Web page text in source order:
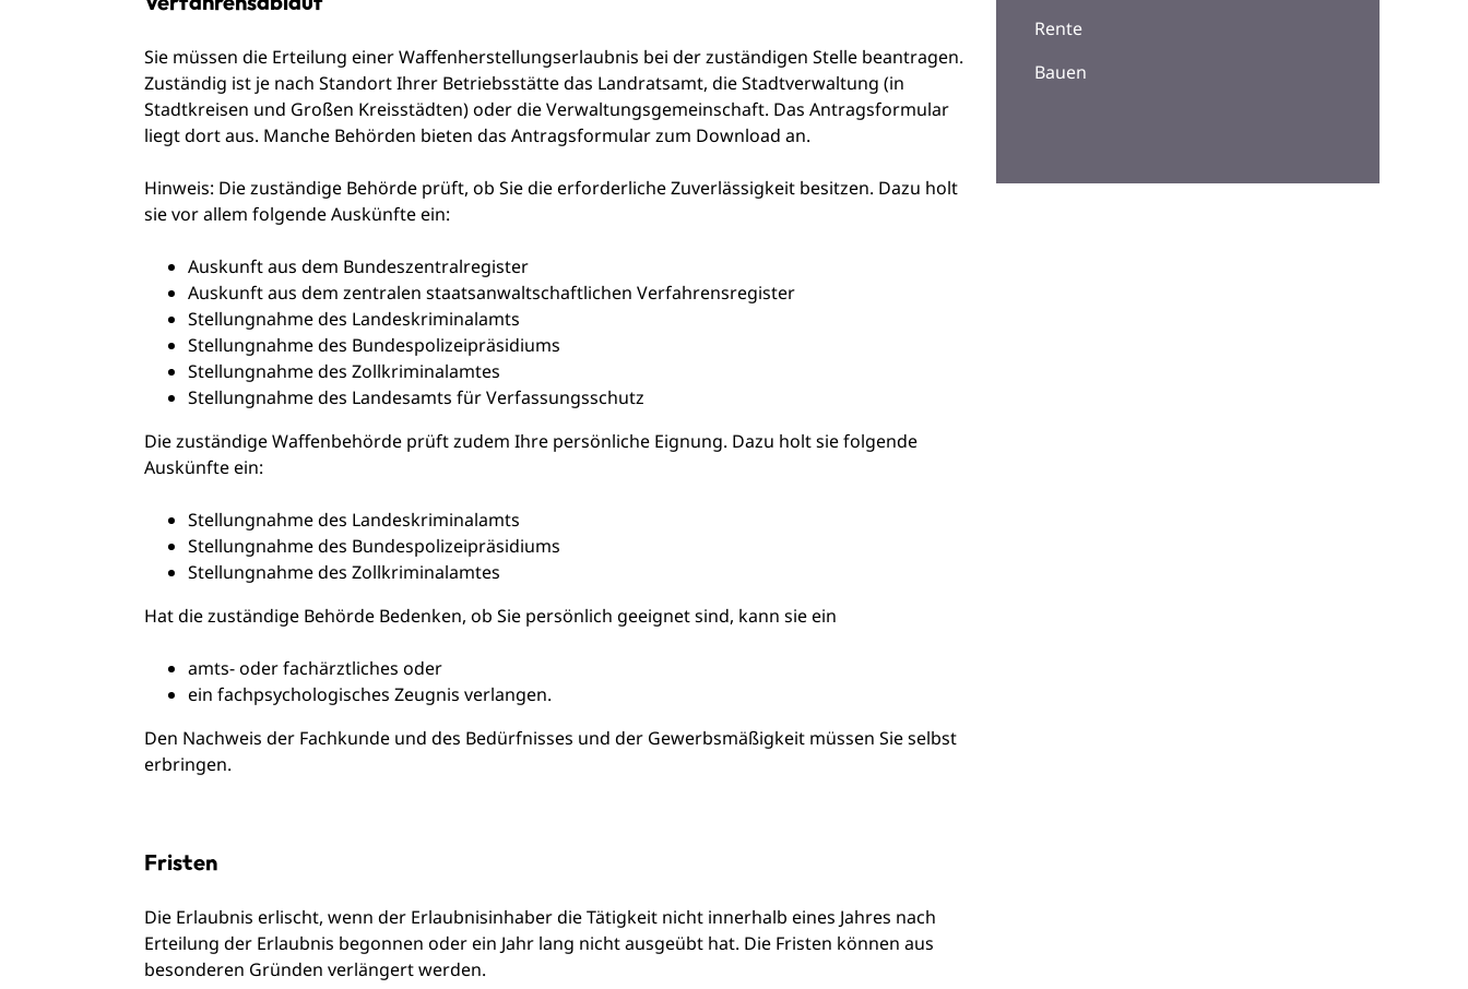
Sie müssen die Erteilung einer Waffenherstellungserlaubnis bei der zuständigen Stelle beantragen.
Zuständig ist je nach Standort Ihrer Betriebsstätte das Landratsamt, die Stadtverwaltung (in
Stadtkreisen und Großen Kreisstädten) oder die Verwaltungsgemeinschaft. Das Antragsformular
liegt dort aus. Manche Behörden bieten das Antragsformular zum Download an.
Hinweis: Die zuständige Behörde prüft, ob Sie die erforderliche Zuverlässigkeit besitzen. Dazu holt
sie vor allem folgende Auskünfte ein:
Auskunft aus dem Bundeszentralregister
Auskunft aus dem zentralen staatsanwaltschaftlichen Verfahrensregister
Stellungnahme des Landeskriminalamts
Stellungnahme des Bundespolizeipräsidiums
Stellungnahme des Zollkriminalamtes
Stellungnahme des Landesamts für Verfassungsschutz
Diezuständige Waffenbehörde prüft zudem Ihre persönliche Eignung. Dazu holt sie folgende
Auskünfte ein:
Stellungnahme des Landeskriminalamts
Stellungnahme des Bundespolizeipräsidiums
Stellungnahme des Zollkriminalamtes
Hat die zuständige Behörde Bedenken, ob Sie persönlich geeignet sind, kann sieein
amts- oder fachärztliches oder
ein fachpsychologisches Zeugnis verlangen.
Den Nachweis der Fachkunde und des Bedürfnisses und der Gewerbsmäßigkeit müssen Sie selbst
erbringen.
Fristen
Die Erlaubnis erlischt, wenn der Erlaubnisinhaber die Tätigkeit nicht innerhalb eines Jahres nach
Erteilung der Erlaubnis begonnen oder ein Jahr lang nicht ausgeübt hat. Die Fristen können aus
besonderen Gründen verlängert werden.
Rente
Bauen